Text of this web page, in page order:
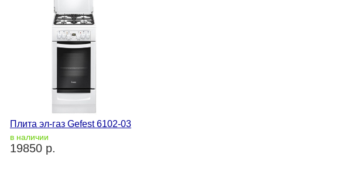
Плита эл-газ Gefest 6102-03
в наличии
19850 р.